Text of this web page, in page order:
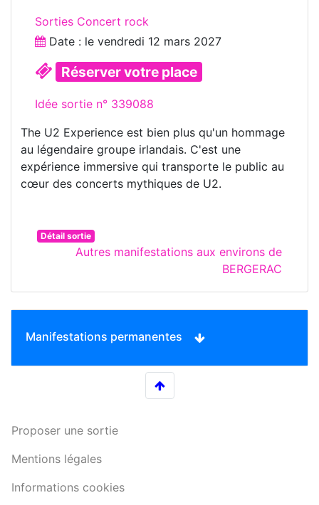
Sorties Concert rock
Date : le vendredi 12 mars 2027
Réserver votre place
Idée sortie n° 339088
The U2 Experience est bien plus qu'un hommage
au légendaire groupe irlandais. C'est une
expérience immersive qui transporte le public au
cœur des concerts mythiques de U2.
Détail sortie
Autres manifestations aux environs de
BERGERAC
Manifestations permanentes
Proposer une sortie
Mentions légales
Informations cookies